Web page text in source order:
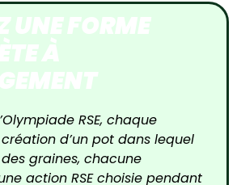
UNE FORME
À
RSE, chaque
d’un pot dans lequel
graines, chacune
action RSE choisie pendant